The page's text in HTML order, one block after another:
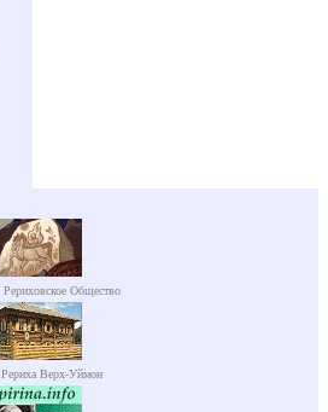
Рериховское Общество
Верх-Уймон